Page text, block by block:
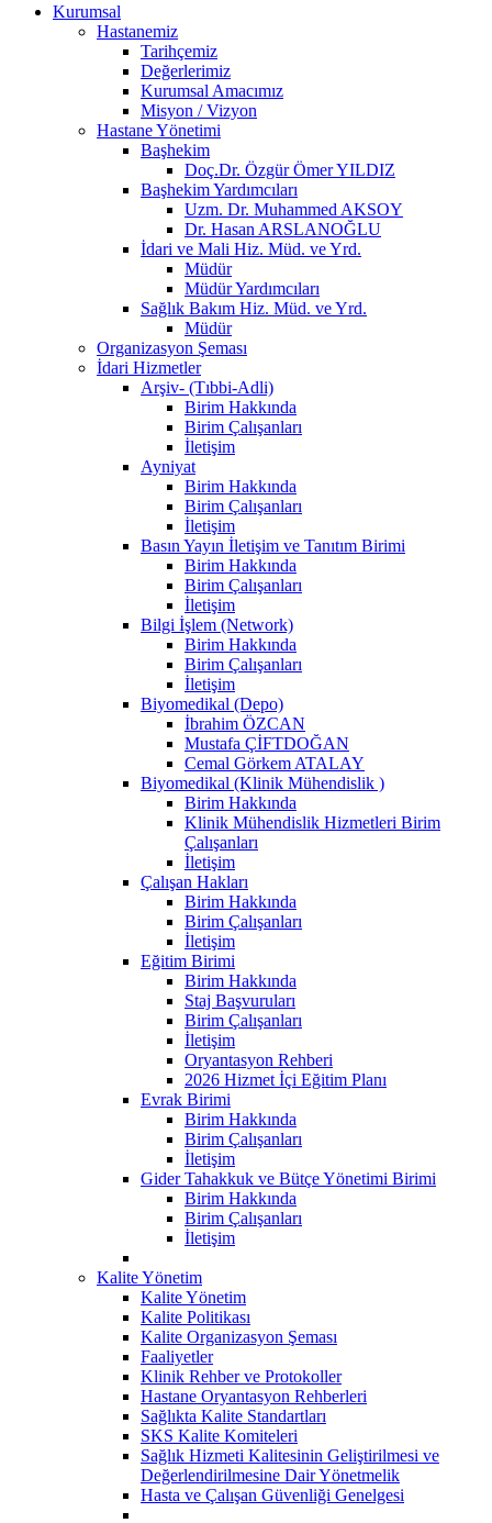
Kurumsal
Hastanemiz
Tarihçemiz
Değerlerimiz
Kurumsal Amacımız
Misyon / Vizyon
Hastane Yönetimi
Başhekim
Doç.Dr. Özgür Ömer YILDIZ
Başhekim Yardımcıları
Uzm. Dr. Muhammed AKSOY
Dr. Hasan ARSLANOĞLU
İdari ve Mali Hiz. Müd. ve Yrd.
Müdür
Müdür Yardımcıları
Sağlık Bakım Hiz. Müd. ve Yrd.
Müdür
Organizasyon Şeması
İdari Hizmetler
Arşiv- (Tıbbi-Adli)
Birim Hakkında
Birim Çalışanları
İletişim
Ayniyat
Birim Hakkında
Birim Çalışanları
İletişim
Basın Yayın İletişim ve Tanıtım Birimi
Birim Hakkında
Birim Çalışanları
İletişim
Bilgi İşlem (Network)
Birim Hakkında
Birim Çalışanları
İletişim
Biyomedikal (Depo)
İbrahim ÖZCAN
Mustafa ÇİFTDOĞAN
Cemal Görkem ATALAY
Biyomedikal (Klinik Mühendislik )
Birim Hakkında
Klinik Mühendislik Hizmetleri Birim
Çalışanları
İletişim
Çalışan Hakları
Birim Hakkında
Birim Çalışanları
İletişim
Eğitim Birimi
Birim Hakkında
Staj Başvuruları
Birim Çalışanları
İletişim
Oryantasyon Rehberi
2026 Hizmet İçi Eğitim Planı
Evrak Birimi
Birim Hakkında
Birim Çalışanları
İletişim
Gider Tahakkuk ve Bütçe Yönetimi Birimi
Birim Hakkında
Birim Çalışanları
İletişim
Kalite Yönetim
Kalite Yönetim
Kalite Politikası
Kalite Organizasyon Şeması
Faaliyetler
Klinik Rehber ve Protokoller
Hastane Oryantasyon Rehberleri
Sağlıkta Kalite Standartları
SKS Kalite Komiteleri
Sağlık Hizmeti Kalitesinin Geliştirilmesi ve
Değerlendirilmesine Dair Yönetmelik
Hasta ve Çalışan Güvenliği Genelgesi